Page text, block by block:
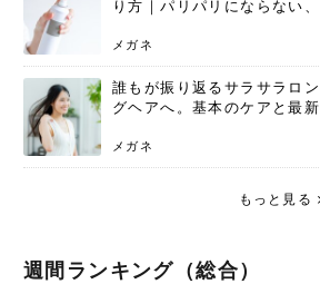
り方｜パリパリにならない、
メガネ
誰もが振り返るサラサラロン
グヘアへ。基本のケアと最新
メガネ
もっと見る
週間ランキング（総合）